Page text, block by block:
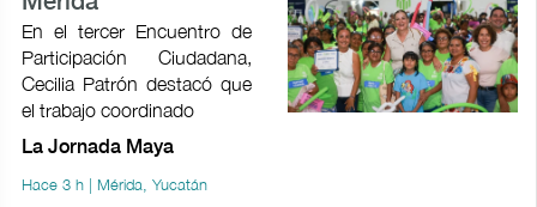
En el tercer Encuentro de
Participación Ciudadana,
Cecilia Patrón destacó que
el trabajo coordinado
La Jornada Maya
Hace 3 h | Mérida, Yucatán